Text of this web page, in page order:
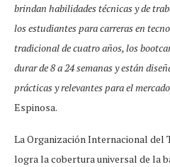
brindan habilidades técnicas y de
los estudiantes para carreras en
tradicional de cuatro años, los
durar de 8 a 24 semanas y están
prácticas y relevantes para el
Espinosa.
La Organización Internacional del
logra la cobertura universal de la